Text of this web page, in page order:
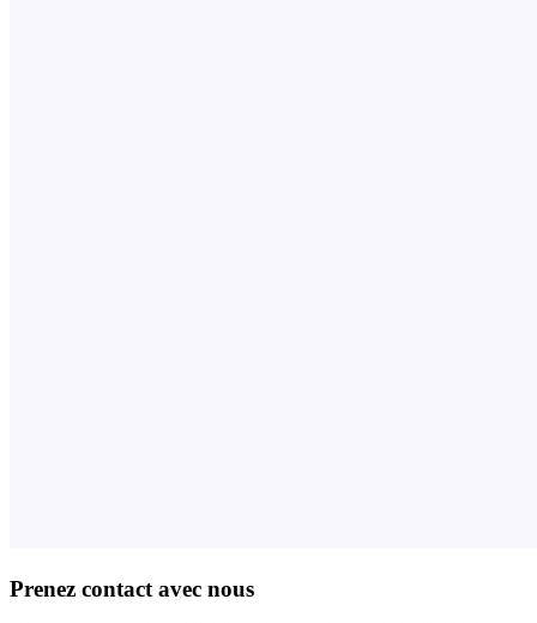
Prenez contact avec nous